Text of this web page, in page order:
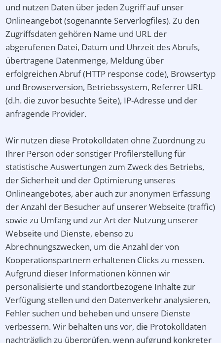
und nutzen Daten über jeden Zugriff auf unser
Onlineangebot (sogenannte Serverlogfiles). Zu den
Zugriffsdaten gehören Name und URL der
abgerufenen Datei, Datum und Uhrzeit des Abrufs,
übertragene Datenmenge, Meldung über
erfolgreichen Abruf (HTTP response code), Browsertyp
und Browserversion, Betriebssystem, Referrer URL
(d.h. die zuvor besuchte Seite), IP-Adresse und der
anfragende Provider.
Wir nutzen diese Protokolldaten ohne Zuordnung zu
Ihrer Person oder sonstiger Profilerstellung für
statistische Auswertungen zum Zweck des Betriebs,
der Sicherheit und der Optimierung unseres
Onlineangebotes, aber auch zur anonymen Erfassung
der Anzahl der Besucher auf unserer Webseite (traffic)
sowie zu Umfang und zur Art der Nutzung unserer
Webseite und Dienste, ebenso zu
Abrechnungszwecken, um die Anzahl der von
Kooperationspartnern erhaltenen Clicks zu messen.
Aufgrund dieser Informationen können wir
personalisierte und standortbezogene Inhalte zur
Verfügung stellen und den Datenverkehr analysieren,
Fehler suchen und beheben und unsere Dienste
verbessern. Wir behalten uns vor, die Protokolldaten
nachträglich zu überprüfen, wenn aufgrund konkreter